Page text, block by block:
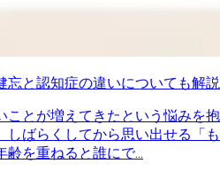
忘と認知症の違いについても解説
ことが増えてきたという悩みを抱
しばらくしてから思い出せる「も
を重ねると誰にで...